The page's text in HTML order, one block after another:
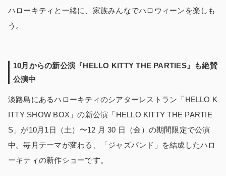
ハローキティと一緒に、家族みんなでハロウィーンを楽しも
う。
10月からの新公演『HELLO KITTY THE PARTIES』も絶賛
公演中
淡路島にあるハローキティのシアターレストラン「HELLO K
ITTY SHOW BOX」の新公演「HELLO KITTY THE PARTIE
S」が10月1日（土）〜12 月 30 日（金）の期間限定で公演
中。毎月テーマが変わる、「ジャズバンド」を結成したハロ
ーキティの新作ショーです。